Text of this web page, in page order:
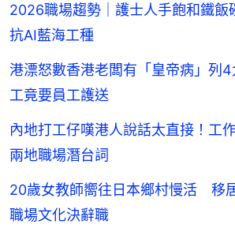
2026職場趨勢｜護士人手飽和鐵飯
抗AI藍海工種
港漂怒數香港老闆有「皇帝病」
工竟要員工護送
內地打工仔嘆港人說話太直接！工
兩地職場潛台詞
20歲女教師嚮往日本鄉村慢活 移
職場文化決辭職